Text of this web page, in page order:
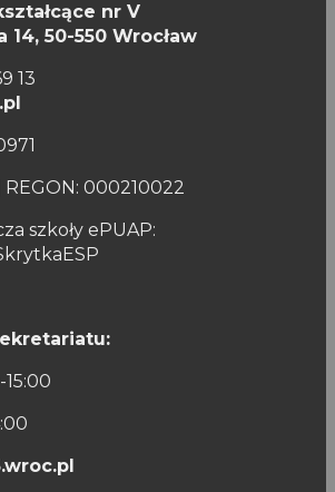
nr V
14, 50-550 Wrocław
13
REGON: 000210022
szkoły ePUAP: